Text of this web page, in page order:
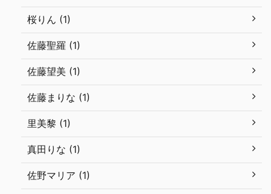
桜りん (1)
佐藤聖羅 (1)
佐藤望美 (1)
佐藤まりな (1)
里美黎 (1)
真田りな (1)
佐野マリア (1)